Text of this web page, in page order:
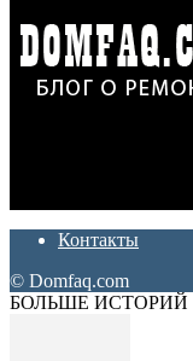
Контакты
© Domfaq.com
БОЛЬШЕ ИСТОРИЙ